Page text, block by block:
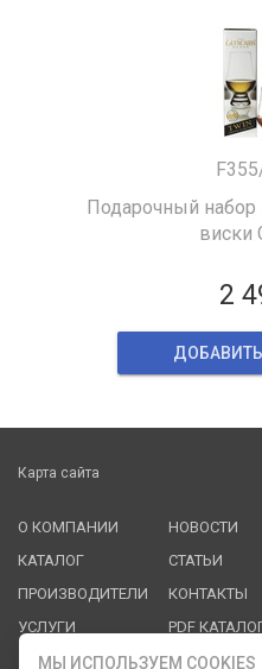
Подарочный набор
виски
2
Карта сайта
О КОМПАНИИ
КАТАЛОГ
ПРОИЗВОДИТЕЛИ
УСЛУГИ
НОВОСТИ
СТАТЬИ
КОНТАКТЫ
PDF
ОПЛАТА И
МЫ ИСПОЛЬЗУЕМ COOKIES